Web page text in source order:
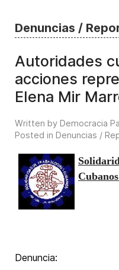
Denuncias /
Autoridades
acciones
Elena Mir
Written by Democracia
Posted in Denuncias /
Denuncia: